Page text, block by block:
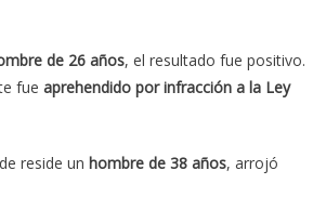
de 26 años, el resultado fue positivo.
fue aprehendido por infracción a la Ley
reside un hombre de 38 años, arrojó